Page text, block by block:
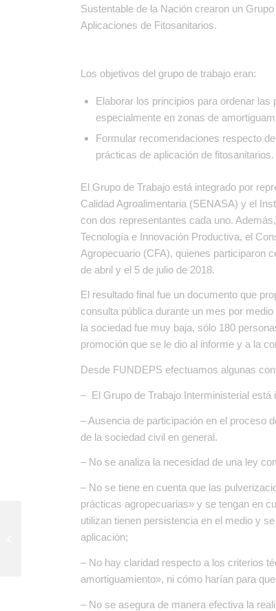
Sustentable de la Nación crearon un
Aplicaciones de Fitosanitarios.
Los objetivos del grupo de trabajo eran:
Elaborar los principios para ordenar
especialmente en zonas de
Formular recomendaciones respecto
prácticas de aplicación de fitosanitarios.
El Grupo de Trabajo está integrado por
Calidad Agroalimentaria (SENASA) y el
con dos representantes cada uno.
Tecnología e Innovación Productiva, el
Agropecuario (CFA), quienes participaron
de abril y el 5 de julio de 2018.
El resultado final fue un documento que
consulta pública durante un mes por
la sociedad fue muy baja, sólo 180
promoción que se le dio al informe y a la
Desde FUNDEPS efectuamos algunas
– El Grupo de Trabajo Interministerial
– Ausencia de participación en el proceso
de la sociedad civil en general.
– No se analiza la necesidad de una ley
– No se tiene en cuenta que las
prácticas agropecuarias» y se tengan en
utilizan tienen persistencia en el medio y
aplicación;
– No hay claridad respecto a los criterios
amortiguamiento», ni cómo harían para
– No se asegura de manera efectiva la
Boletín informativo –
Septiembre / Octubre